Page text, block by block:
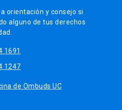
orientación y consejo si
alguno de tus derechos
1691
1247
de Ombuds UC